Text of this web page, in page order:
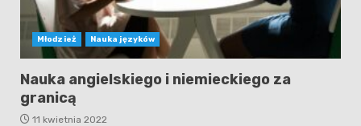
Młodzież Nauka języków
Nauka angielskiego i niemieckiego za
granicą
11 kwietnia 2022